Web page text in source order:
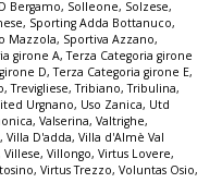
Bergamo, Solleone, Solzese,
, Sporting Adda Bottanuco,
Mazzola, Sportiva Azzano,
girone A,Terza Categoria girone
D,Terza Categoria girone E,
,Trevigliese,Tribiano,Tribulina,
Urgnano, Uso Zanica, Utd
, Valserina, Valtrighe,
, Villa D'adda, Villa d'Almè Val
Villese, Villongo, Virtus Lovere,
, Virtus Trezzo, Voluntas Osio,